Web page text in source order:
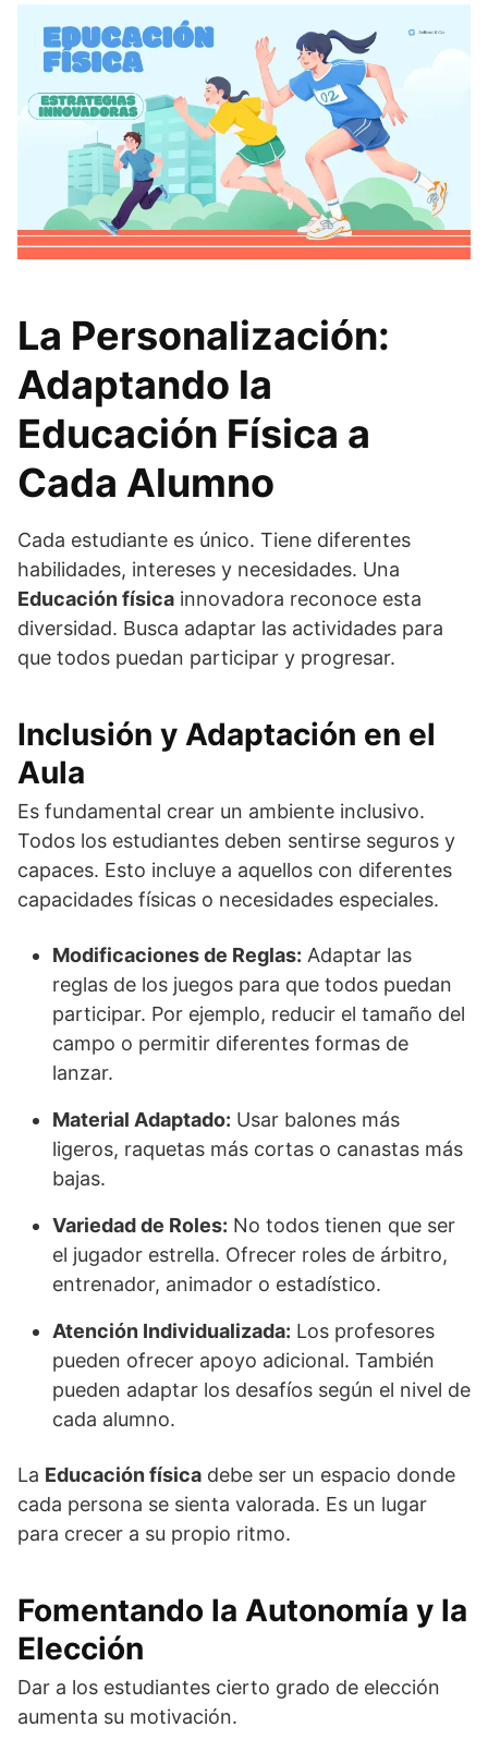
La Personalización:
Adaptando la
Educación Física a
Cada Alumno
Cada estudiante es único. Tiene diferentes
habilidades, intereses y necesidades. Una
Educación física innovadora reconoce esta
diversidad. Busca adaptar las actividades para
que todos puedan participar y progresar.
Inclusión y Adaptación en el
Aula
Es fundamental crear un ambiente inclusivo.
Todos los estudiantes deben sentirse seguros y
capaces. Esto incluye a aquellos con diferentes
capacidades físicas o necesidades especiales.
Modificaciones de Reglas: Adaptar las
reglas de los juegos para que todos puedan
participar. Por ejemplo, reducir el tamaño del
campo o permitir diferentes formas de
lanzar.
Material Adaptado: Usar balones más
ligeros, raquetas más cortas o canastas más
bajas.
Variedad de Roles: No todos tienen que ser
el jugador estrella. Ofrecer roles de árbitro,
entrenador, animador o estadístico.
Atención Individualizada: Los profesores
pueden ofrecer apoyo adicional. También
pueden adaptar los desafíos según el nivel de
cada alumno.
La Educación física debe ser un espacio donde
cada persona se sienta valorada. Es un lugar
para crecer a su propio ritmo.
Fomentando la Autonomía y la
Elección
Dar a los estudiantes cierto grado de elección
aumenta su motivación.